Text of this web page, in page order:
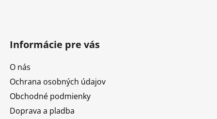
Informácie pre vás
O nás
Ochrana osobných údajov
Obchodné podmienky
Doprava a pladba